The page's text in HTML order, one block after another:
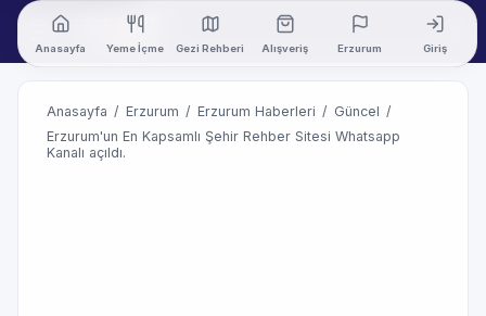
Anasayfa Yeme İçme Gezi Rehberi Alışveriş Erzurum Giriş
Anasayfa / Erzurum / Erzurum Haberleri / Güncel /
Erzurum'un En Kapsamlı Şehir Rehber Sitesi Whatsapp
Kanalı açıldı.